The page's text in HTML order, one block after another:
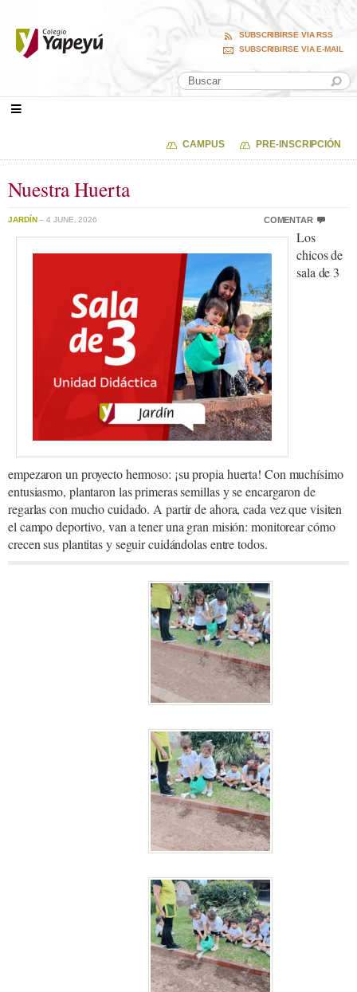
SUBSCRIBIRSE VIA RSS
SUBSCRIBIRSE VIA E-MAIL
CAMPUS PRE-INSCRIPCIÓN
Nuestra Huerta
JARDÍN– 4 JUNE, 2026 COMENTAR
Los
chicos de
sala de 3
empezaron un proyecto hermoso: ¡su propia huerta! Con muchísimo
entusiasmo, plantaron las primeras semillas y se encargaron de
regarlas con mucho cuidado. A partir de ahora, cada vez que visiten
el campo deportivo, van a tener una gran misión: monitorear cómo
crecen sus plantitas y seguir cuidándolas entre todos.